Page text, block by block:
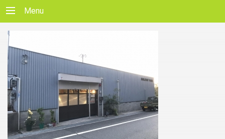
Menu